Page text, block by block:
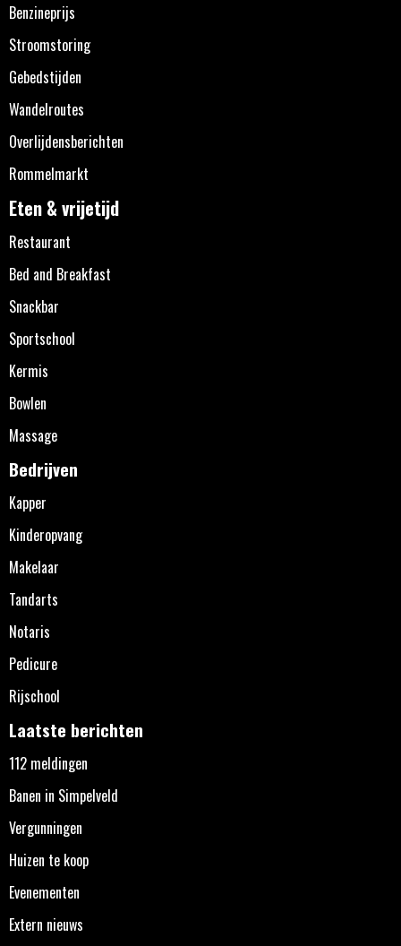
Benzineprijs
Stroomstoring
Gebedstijden
Wandelroutes
Overlijdensberichten
Rommelmarkt
Eten & vrijetijd
Restaurant
Bed and Breakfast
Snackbar
Sportschool
Kermis
Bowlen
Massage
Bedrijven
Kapper
Kinderopvang
Makelaar
Tandarts
Notaris
Pedicure
Rijschool
Laatste berichten
112 meldingen
Banen in Simpelveld
Vergunningen
Huizen te koop
Evenementen
Extern nieuws